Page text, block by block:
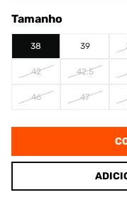
Tamanho
38 39
42 42.5
46 47